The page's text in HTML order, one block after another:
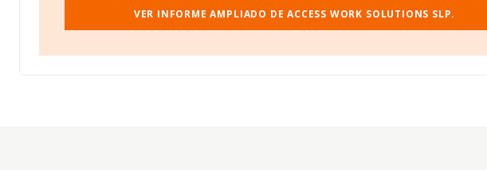
VER INFORME AMPLIADO DE ACCESS WORK SOLUTIONS SLP.